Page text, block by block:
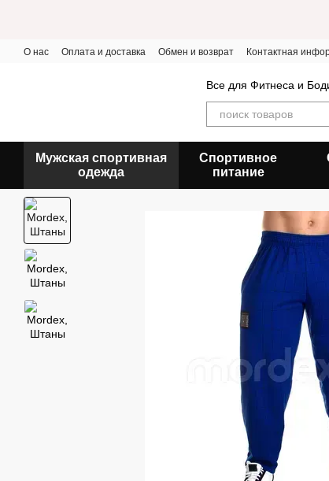
О нас Оплата и доставка Обмен и возврат Контактная
Все для Фитнеса и
Мужская спортивная
одежда
Спортивное
питание